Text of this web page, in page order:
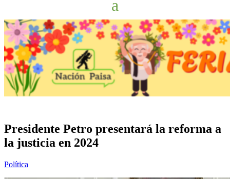
Presidente Petro presentará la reforma a
la justicia en 2024
Política